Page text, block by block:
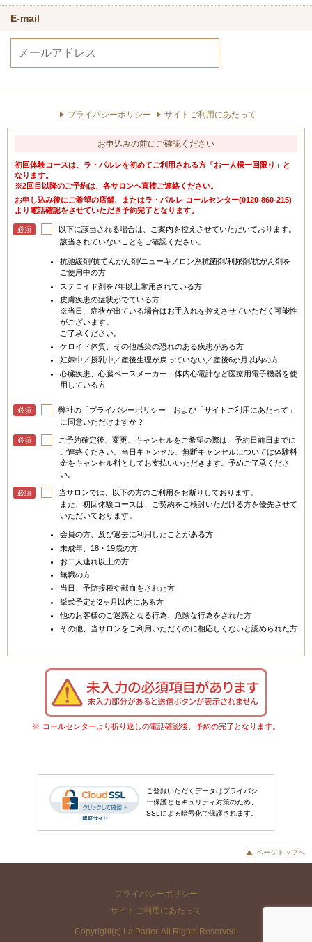
E-mail
プライバシーポリシー サイトご利用にあたって
お申込みの前にご確認ください
初回体験コースは、ラ・パルレを初めてご利用される方「お一人様一回限り」と
なります。
※2回目以降のご予約は、各サロンへ直接ご連絡ください。
お申し込み後にご希望の店舗、またはラ・パルレ コールセンター(0120-860-215)
より電話確認をさせていただき予約完了となります。
必須
以下に該当される場合は、ご案内を控えさせていただいております。
該当されていないことをご確認ください。
抗弛緩剤/抗てんかん剤/ニューキノロン系抗菌剤/利尿剤/抗がん剤を
ご使用中の方
ステロイド剤を7年以上常用されている方
皮膚疾患の症状がでている方
※当日、症状が出ている場合はお手入れを控えさせていただく可能性
がございます。
ご了承ください。
ケロイド体質、その他感染の恐れのある疾患がある方
妊娠中／授乳中／産後生理が戻っていない／産後6か月以内の方
心臓疾患、心臓ペースメーカー、体内心電計など医療用電子機器を使
用している方
必須
弊社の「プライバシーポリシー」および「サイトご利用にあたって」
に同意いただけますか？
必須
ご予約確定後、変更、キャンセルをご希望の際は、予約日前日までに
ご連絡ください。当日キャンセル、無断キャンセルについては体験料
金をキャンセル料としてお支払いいただきます。予めご了承くださ
い。
必須
当サロンでは、以下の方のご利用をお断りしております。
また、初回体験コースは、ご契約をご検討いただける方を優先させて
いただいております。
会員の方、及び過去に利用したことがある方
未成年、18・19歳の方
お二人連れ以上の方
無職の方
当日、予防接種や献血をされた方
挙式予定が2ヶ月以内にある方
他のお客様のご迷惑となる行為、危険な行為をされた方
その他、当サロンをご利用いただくのに相応しくないと認められた方
コールセンターより折り返しの電話確認後、予約の完了となります。
ご登録いただくデータはプライバシ
ー保護とセキュリティ対策のため、
SSLによる暗号化で保護されます。
ページトップへ
プライバシーポリシー
サイトご利用にあたって
Copyright(c) La Parler. All Rights Reserved.